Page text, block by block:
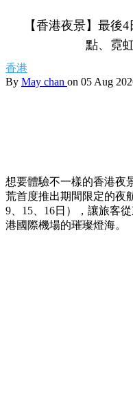
【香港夜景】最後
點、霓
香港
By May chan on 05 Aug
想要體驗不一樣的香港夜
荒首度推出期間限定的夜
9、15、16日），讓旅客
港國際機場的璀璨燈海。